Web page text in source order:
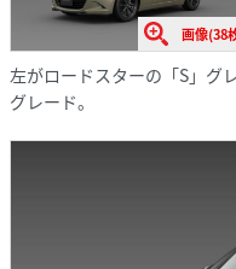
画像(38
左がロードスターの「S」グ
グレード。